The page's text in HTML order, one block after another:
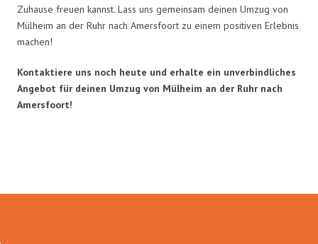
Zuhause freuen kannst. Lass uns gemeinsam deinen Umzug von
Mülheim an der Ruhr nach Amersfoort zu einem positiven Erlebnis
machen!
Kontaktiere uns noch heute und erhalte ein unverbindliches
Angebot für deinen Umzug von Mülheim an der Ruhr nach
Amersfoort!